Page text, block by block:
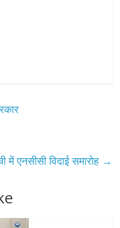
में एनसीसी विदाई समारोह →